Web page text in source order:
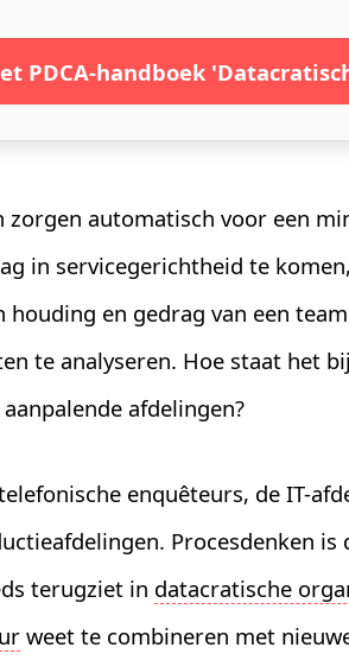
PDCA-handboek
automatisch voor een
in servicegerichtheid te
houding en gedrag van een
te analyseren. Hoe staat het
afdelingen?
enquêteurs, de IT-
Procesdenken is
terugziet in datacratische
weet te combineren met